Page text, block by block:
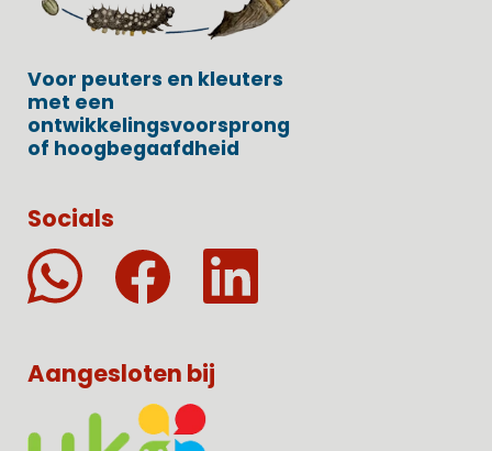
Voor peuters en kleuters
met een
ontwikkelingsvoorsprong
of hoogbegaafdheid
Socials
Aangesloten bij